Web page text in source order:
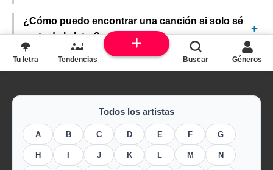
¿Cómo puedo encontrar una canción si solo sé
parte de la letra?
Todos los artistas
A B C D E F G
H J K L M N
Tu letra Tendencias Buscar Géneros